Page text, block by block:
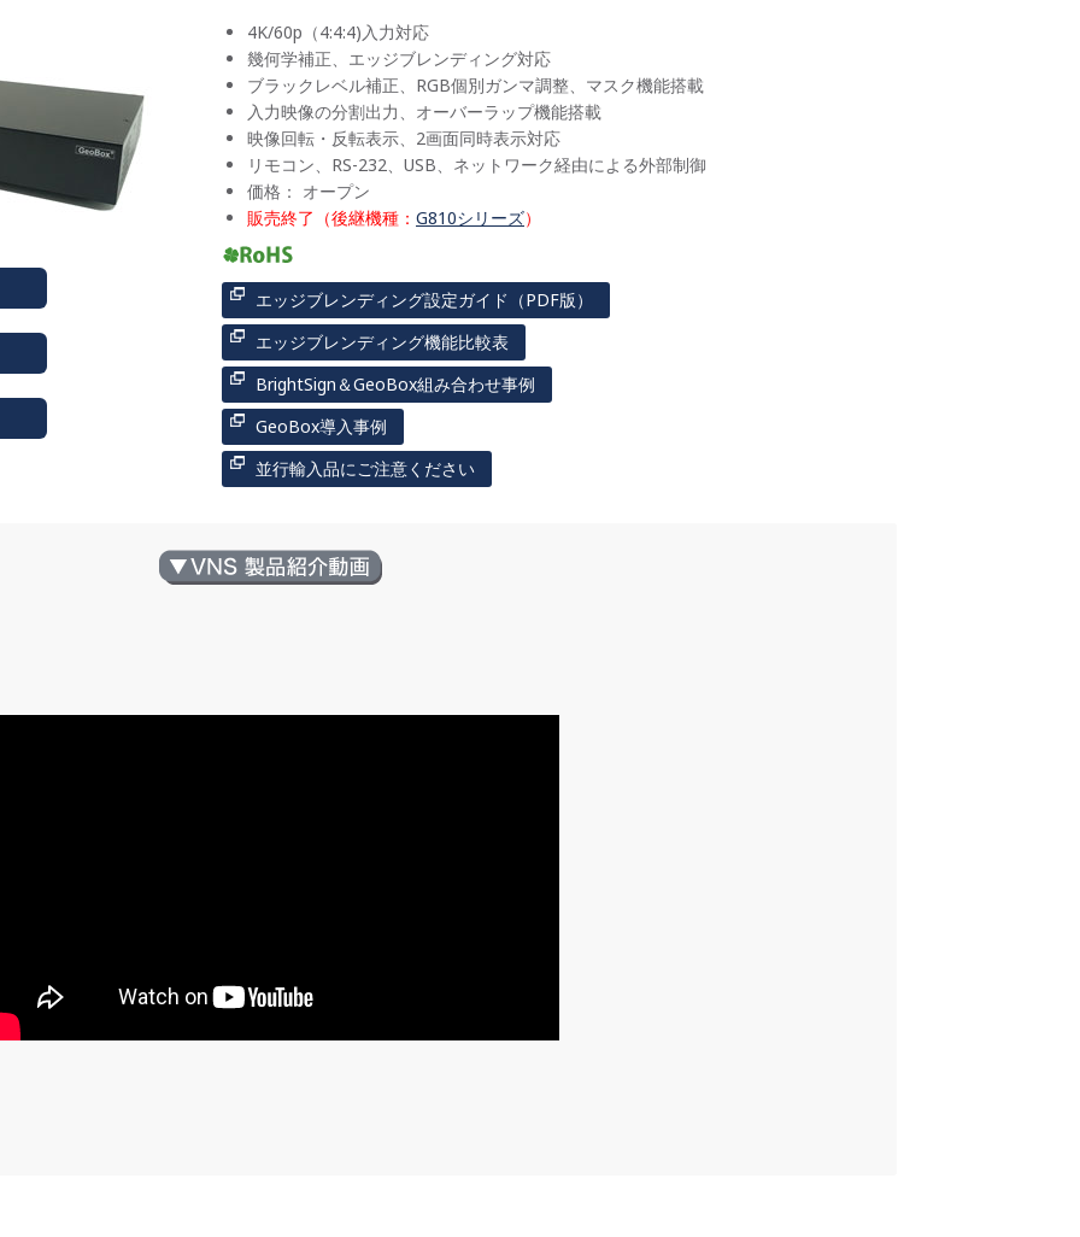
4K/60p（4:4:4)入力対応
幾何学補正、エッジブレンディング対応
ブラックレベル補正、RGB個別ガンマ調整、マスク機能搭載
入力映像の分割出力、オーバーラップ機能搭載
映像回転・反転表示、2画面同時表示対応
リモコン、RS-232、USB、ネットワーク経由による外部制御
価格： オープン
販売終了（後継機種： G810シリーズ）
エッジブレンディング設定ガイド（PDF版）
エッジブレンディング機能比較表
BrightSign＆GeoBox組み合わせ事例
GeoBox導入事例
並行輸入品にご注意ください